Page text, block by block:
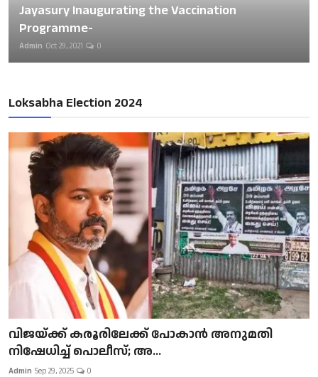
Jayasury Inaugurating the Vaccination
Programme-
Admin Oct 29, 2021 0
Loksabha Election 2024
വിജയ്ക്ക് കരൂരിലേക്ക് പോകാൻ അനുമതി
നിഷേധിച്ച് പൊലീസ്; അ...
Admin Sep 29, 2025 0